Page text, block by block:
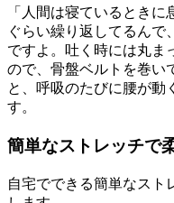
「人間は寝ているとき
ぐらい繰り返してるんで
ですよ。吐く時には丸ま
ので、骨盤ベルトを巻い
と、呼吸のたびに腰が動
す。
簡単なストレッチで
自宅でできる簡単なスト